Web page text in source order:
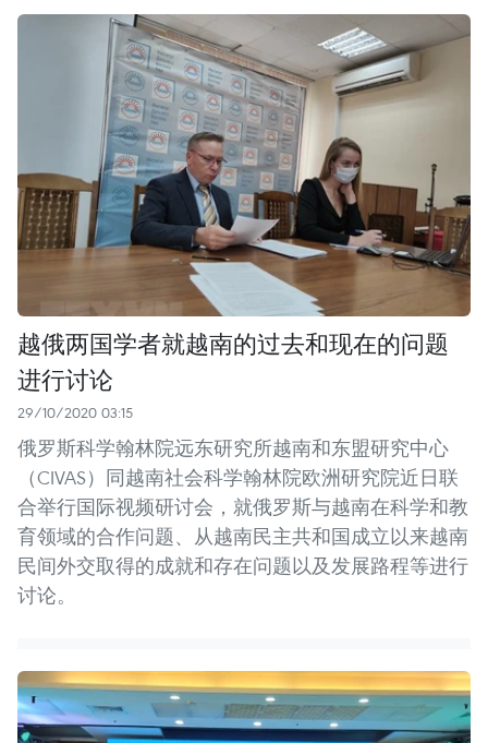
越俄两国学者就越南的过去和现在的问题
进行讨论
29/10/2020 03:15
俄罗斯科学翰林院远东研究所越南和东盟研究中心
（CIVAS）同越南社会科学翰林院欧洲研究院近日联
合举行国际视频研讨会，就俄罗斯与越南在科学和教
育领域的合作问题、从越南民主共和国成立以来越南
民间外交取得的成就和存在问题以及发展路程等进行
讨论。